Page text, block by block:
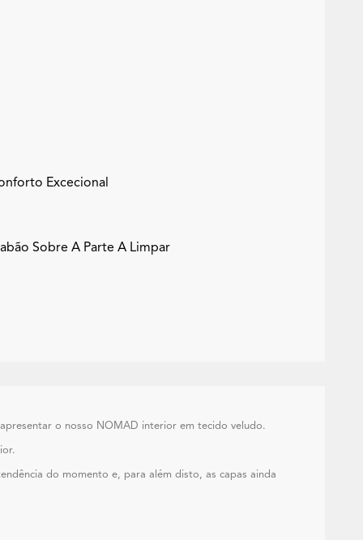
Excecional
Sobre A Parte A Limpar
o nosso NOMAD interior em tecido veludo.
do momento e, para além disto, as capas ainda